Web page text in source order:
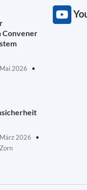
Convener
2026
2026